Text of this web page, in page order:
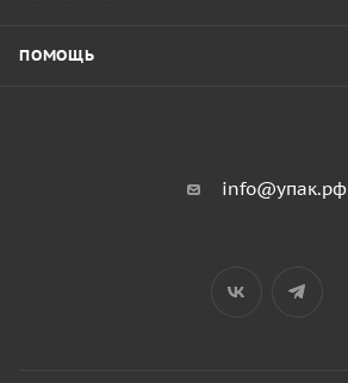
ПОМОЩЬ
info@упак.рф